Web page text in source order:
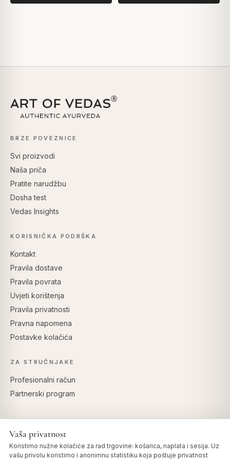
BRZE POVEZNICE
Svi proizvodi
Naša priča
Pratite narudžbu
Dosha test
Vedas Insights
KORISNIČKA PODRŠKA
Kontakt
Pravila dostave
Pravila povrata
Uvjeti korištenja
Pravila privatnosti
Pravna napomena
Postavke kolačića
ZA STRUČNJAKE
Profesionalni račun
Partnerski program
Vaša privatnost
Koristimo nužne kolačiće za rad trgovine: košarica, naplata i sesija. Uz
vašu privolu koristimo i anonimnu statistiku koja poštuje privatnost